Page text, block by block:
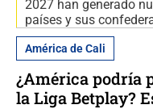
2027 han generado
países y sus
América de Cali
¿América podría
la Liga Betplay?